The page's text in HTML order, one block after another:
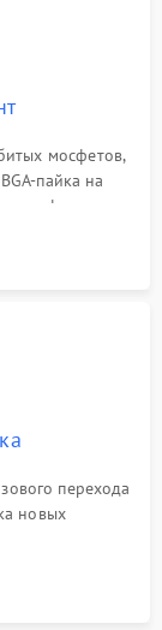
мосфетов,
пайка на
графического
BIOS
перехода
новых
и цепи
и